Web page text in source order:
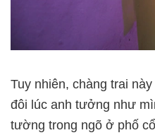
Tuy nhiên, chàng trai
đôi lúc anh tưởng như
tường trong ngõ ở phố